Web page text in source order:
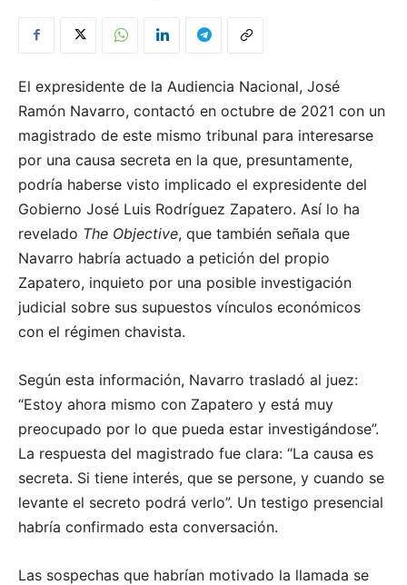
El expresidente de la Audiencia Nacional, José
Ramón Navarro, contactó en octubre de 2021 con un
magistrado de este mismo tribunal para interesarse
por una causa secreta en la que, presuntamente,
podría haberse visto implicado el expresidente del
Gobierno José Luis Rodríguez Zapatero. Así lo ha
revelado The Objective, que también señala que
Navarro habría actuado a petición del propio
Zapatero, inquieto por una posible investigación
judicial sobre sus supuestos vínculos económicos
con el régimen chavista.
Según esta información, Navarro trasladó al juez:
“Estoy ahora mismo con Zapatero y está muy
preocupado por lo que pueda estar investigándose”.
La respuesta del magistrado fue clara: “La causa es
secreta. Si tiene interés, que se persone, y cuando se
levante el secreto podrá verlo”. Un testigo presencial
habría confirmado esta conversación.
Las sospechas que habrían motivado la llamada se